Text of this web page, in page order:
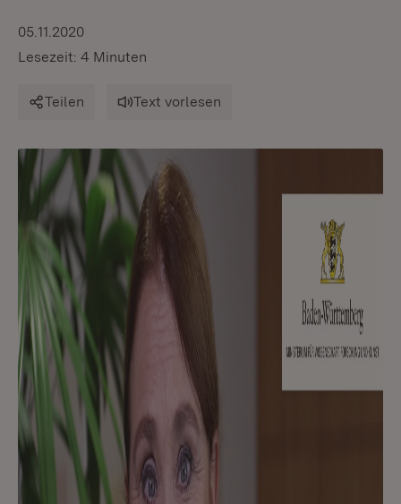
05.11.2020
Lesezeit: 4 Minuten
Teilen Text vorlesen